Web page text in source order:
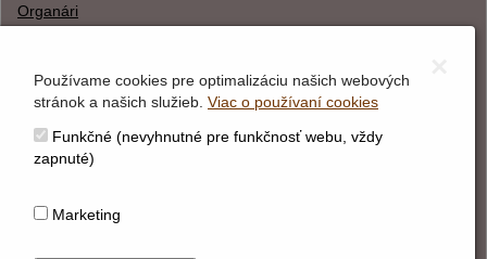
Organári
O webstránke
Správca obsahu
Vyhlásenie o cookies
Používame cookies pre optimalizáciu našich webových
stránok a našich služieb. Viac o používaní cookies
Funkčné (nevyhnutné pre funkčnosť webu, vždy
zapnuté)
Marketing